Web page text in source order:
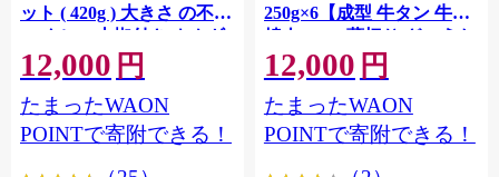
ット ( 420g ) 大きさ の不揃
い タレ・山椒付き ウナギ
鰻 ふぞろい 不揃い うな重
ひつまぶし 人気 茨城 八千
代町 ふるさと納税 冷凍
[SF951ya]
12,000 円
たまったWAON
POINTで寄附できる！
250g×6【成型 牛タン 牛肉
焼肉 BBQ 薄切り ぎゅうた
ん スライス 訳あり サイズ
不揃い】 G4721
12,000 円
たまったWAON
POINTで寄附できる！